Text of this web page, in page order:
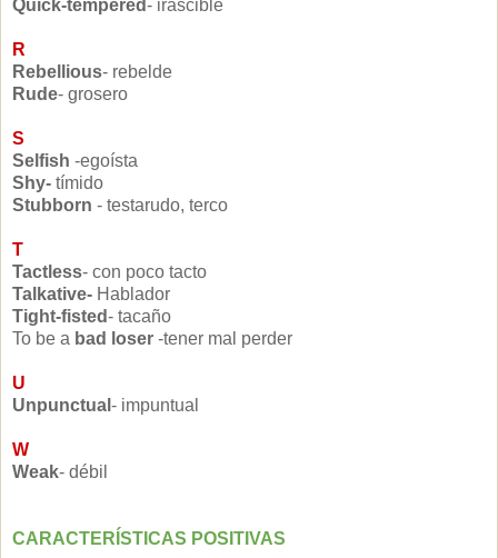
Quick-tempered- irascible
R
Rebellious- rebelde
Rude- grosero
S
Selfish -egoísta
Shy- tímido
Stubborn- testarudo, terco
T
Tactless- con poco tacto
Talkative- Hablador
Tight-fisted- tacaño
To be a bad loser-tener mal perder
U
Unpunctual- impuntual
W
Weak- débil
CARACTERÍSTICAS POSITIVAS